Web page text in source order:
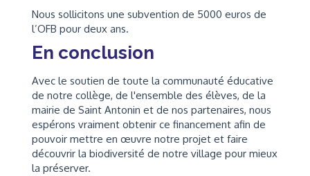
Nous sollicitons une subvention de 5000 euros de
l’OFB pour deux ans.
En conclusion
Avec le soutien de toute la communauté éducative
de notre collège, de l'ensemble des élèves, de la
mairie de Saint Antonin et de nos partenaires, nous
espérons vraiment obtenir ce financement afin de
pouvoir mettre en œuvre notre projet et faire
découvrir la biodiversité de notre village pour mieux
la préserver.